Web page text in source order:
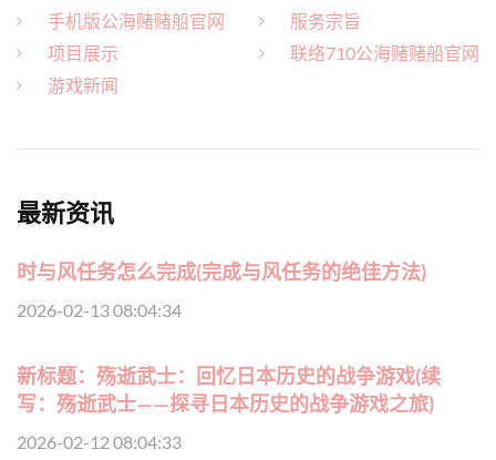
手机版公海赌赌船官网
项目展示
游戏新闻
服务宗旨
联络710公海赌赌船官网
最新资讯
时与风任务怎么完成(完成与风任务的绝佳方法)
2026-02-13 08:04:34
新标题：殇逝武士：回忆日本历史的战争游戏(续
写：殇逝武士——探寻日本历史的战争游戏之旅)
2026-02-12 08:04:33